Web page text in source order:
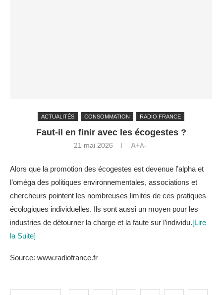
ACTUALITÉS CONSOMMATION RADIO FRANCE
Faut-il en finir avec les écogestes ?
21 mai 2026 A+A-
Alors que la promotion des écogestes est devenue l’alpha et
l’oméga des politiques environnementales, associations et
chercheurs pointent les nombreuses limites de ces pratiques
écologiques individuelles. Ils sont aussi un moyen pour les
industries de détourner la charge et la faute sur l’individu.[Lire
la Suite]
Source: www.radiofrance.fr